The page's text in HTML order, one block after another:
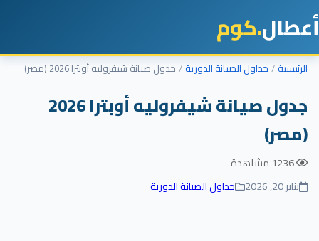
أعطال.كوم
الرئيسية جداول الصيانة الدورية جدول صيانة شيفروليه أوبترا 2026 (مصر)
جدول صيانة شيفروليه أوبترا 2026
(مصر)
يناير 20, 2026 جداول الصيانة الدورية